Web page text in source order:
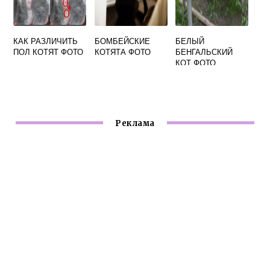
КАК РАЗЛИЧИТЬ
ПОЛ КОТЯТ ФОТО
БОМБЕЙСКИЕ
КОТЯТА ФОТО
БЕЛЫЙ
БЕНГАЛЬСКИЙ
КОТ ФОТО
Реклама